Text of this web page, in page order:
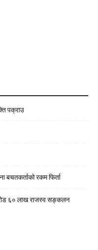
पक्राउ
बचतकर्ताको रकम फिर्ता
करोड ६० लाख राजस्व सङ्कलन